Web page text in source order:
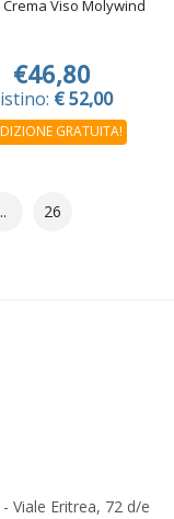
Viso Molywind
€46,80
€ 52,00
GRATUITA!
.. 26
Viale Eritrea, 72 d/e